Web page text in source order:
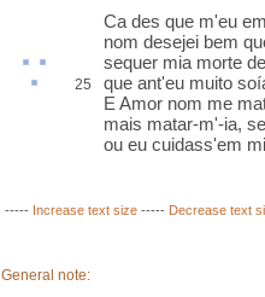
Ca des que m'eu
nom desejei bem
sequer mia morte
25 que ant'eu muito
E Amor nom me
mais matar-m'-ia,
ou eu cuidass'em
----- Increase text size ----- Decrease text
General note: